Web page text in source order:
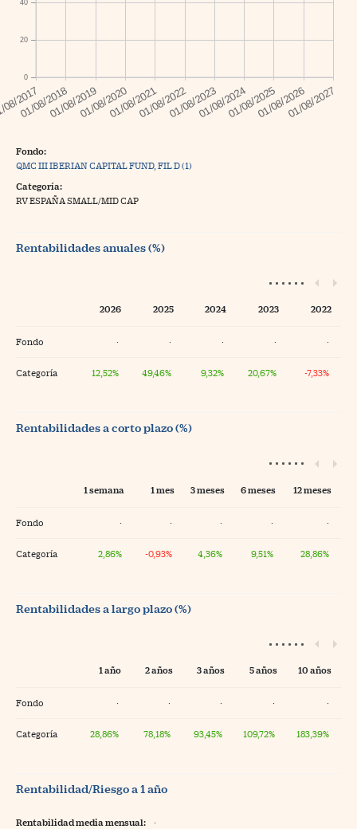
0
20
40
Fondo:
QMC III IBERIAN CAPITAL FUND, FIL D (1)
Categoría:
RV ESPAÑA SMALL/MID CAP
Rentabilidades anuales (%)
2026 2025 2024 2023 2022
Fondo · · · · ·
Categoría 12,52% 49,46% 9,32% 20,67% -7,33%
Rentabilidades a corto plazo (%)
1 semana 1 mes 3 meses 6 meses 12 meses
Fondo · · · · ·
Categoría 2,86% -0,93% 4,36% 9,51% 28,86%
Rentabilidades a largo plazo (%)
1 año 2 años 3 años 5 años 10 años
Fondo · · · · ·
Categoría 28,86% 78,18% 93,45% 109,72% 183,39%
Rentabilidad/Riesgo a 1 año
Rentabilidad media mensual: ·